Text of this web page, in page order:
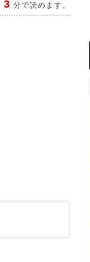
3 分で読めます。